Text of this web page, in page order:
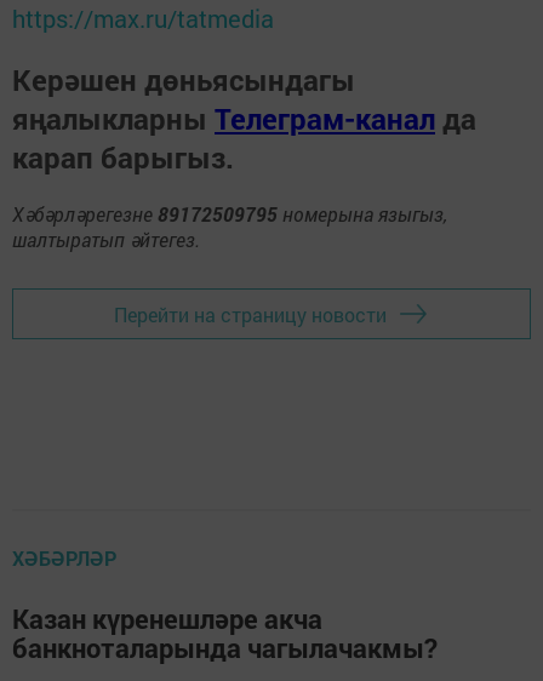
https://max.ru/tatmedia
Керәшен дөньясындагы
яңалыкларны Телеграм-канал да
карап барыгыз.
Хәбәрләрегезне 89172509795 номерына языгыз,
шалтыратып әйтегез.
Перейти на страницу новости
ХӘБӘРЛӘР
Казан күренешләре акча
банкноталарында чагылачакмы?